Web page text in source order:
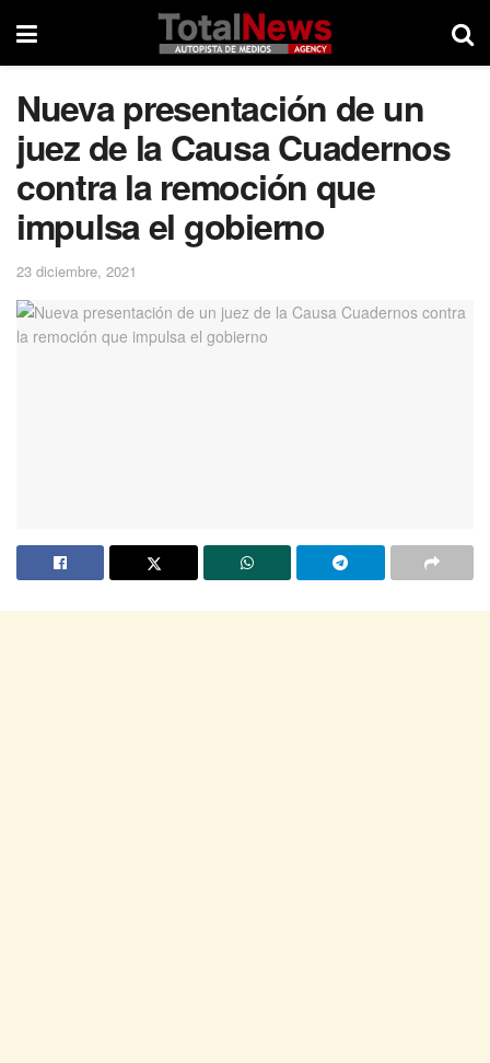
Nueva presentación de un
juez de la Causa Cuadernos
contra la remoción que
impulsa el gobierno
23 diciembre, 2021